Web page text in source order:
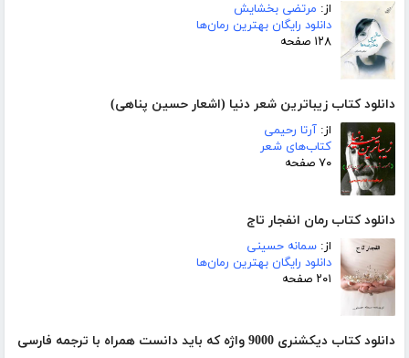
از: مرتضی بخشایش
دانلود رایگان بهترین رمان‌ها
۱۲۸ صفحه
دانلود کتاب زیباترین شعر دنیا (اشعار حسین پناهی)
از: آرتا رحیمی
کتاب‌های شعر
۷۰ صفحه
دانلود کتاب رمان انفجار تاج
از: سمانه حسینی
دانلود رایگان بهترین رمان‌ها
۲۰۱ صفحه
دانلود کتاب دیکشنری 9000 واژه که باید دانست همراه با ترجمه فارسی